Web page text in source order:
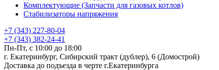
Комплектующие (Запчасти для газовых котлов)
Стабилизаторы напряжения
+7 (343) 227-80-04
+7 (343) 382-24-41
Пн-Пт, с 10:00 до 18:00
г. Екатеринбург, Сибирский тракт (дублер), 6 (Домострой)
Доставка до подъезда в черте г.Екатеринбурга